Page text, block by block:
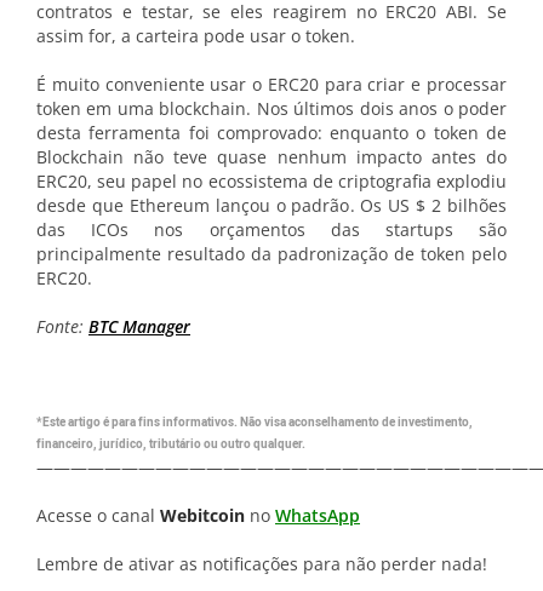
contratos e testar, se eles reagirem no ERC20 ABI. Se
assim for, a carteira pode usar o token.
É muito conveniente usar o ERC20 para criar e processar
token em uma blockchain. Nos últimos dois anos o poder
desta ferramenta foi comprovado: enquanto o token de
Blockchain não teve quase nenhum impacto antes do
ERC20, seu papel no ecossistema de criptografia explodiu
desde que Ethereum lançou o padrão. Os US $ 2 bilhões
das ICOs nos orçamentos das startups são
principalmente resultado da padronização de token pelo
ERC20.
Fonte: BTC Manager
*Este artigo é para fins informativos. Não visa aconselhamento de investimento,
financeiro, jurídico, tributário ou outro qualquer.
Acesse o canal Webitcoin no WhatsApp
Lembre de ativar as notificações para não perder nada!